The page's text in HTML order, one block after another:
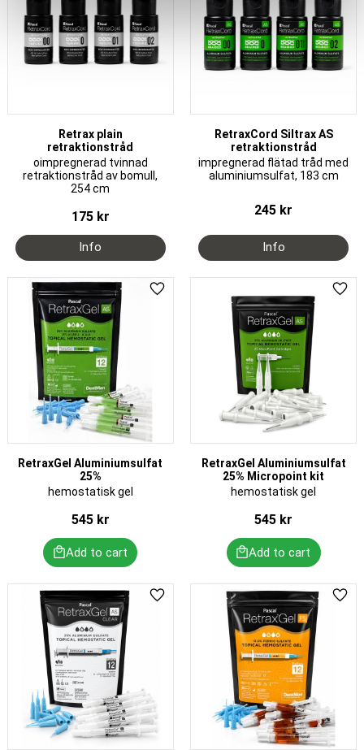
Retrax plain
retraktionstråd
oimpregnerad tvinnad
retraktionstråd av bomull,
254 cm
175kr
RetraxCord Siltrax AS
retraktionstråd
impregnerad flätad tråd med
aluminiumsulfat, 183 cm
245 kr
RetraxGel Aluminiumsulfat
25%
hemostatisk gel
545kr
Add to favorites
RetraxGel Aluminiumsulfat
25% Micropoint kit
hemostatisk gel
545 kr
Add
Add to favorites Add